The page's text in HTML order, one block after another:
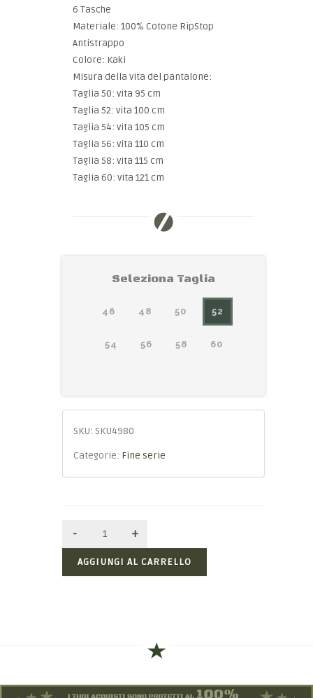
6 Tasche
Materiale: 100% Cotone RipStop
Antistrappo
Colore: Kaki
Misura della vita del pantalone:
Taglia 50: vita 95 cm
Taglia 52: vita 100 cm
Taglia 54: vita 105 cm
Taglia 56: vita 110 cm
Taglia 58: vita 115 cm
Taglia 60: vita 121 cm
Seleziona Taglia
46 48 50 52
54 56 58 60
SKU: SKU4980
Categorie: Fine serie
AGGIUNGI AL CARRELLO